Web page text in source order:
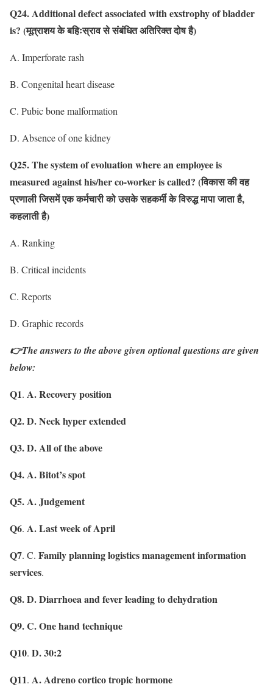
Q24. Additional defect associated with exstrophy of bladder
is? (मूत्राशय के बहिःस्राव से संबंधित अतिरिक्त दोष है)
A. Imperforate rash
B. Congenital heart disease
C. Pubic bone malformation
D. Absence of one kidney
Q25. The system of evoluation where an employee is
measured against his/her co-worker is called? (विकास की वह
प्रणाली जिसमें एक कर्मचारी को उसके सहकर्मी के विरुद्ध मापा जाता है,
कहलाती है)
A. Ranking
B. Critical incidents
C. Reports
D. Graphic records
👉The answers to the above given optional questions are given
below:
Q1. A. Recovery position
Q2.D. Neck hyper extended
Q3.D. All of the above
Q4.A. Bitot’s spot
Q5.A. Judgement
Q6. A. Last week of April
Q7. C. Family planning logistics management information
services.
Q8.D. Diarrhoea and fever leading to dehydration
Q9.C. One hand technique
Q10. D. 30:2
Q11. A. Adreno cortico tropic hormone